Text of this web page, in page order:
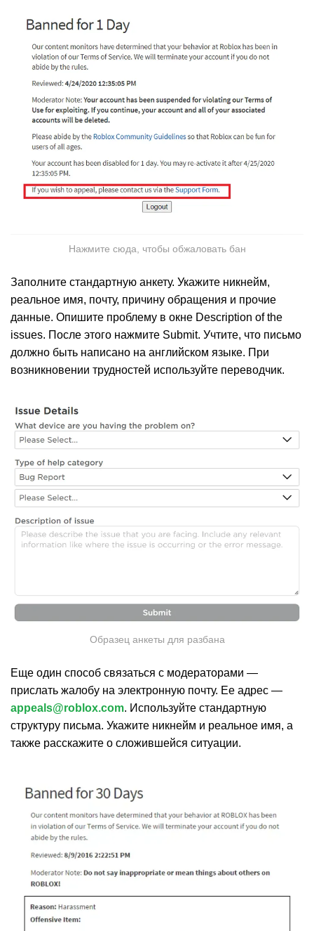
Нажмите сюда, чтобы обжаловать бан
Заполните стандартную анкету. Укажите никнейм,
реальное имя, почту, причину обращения и прочие
данные. Опишите проблему в окне Description of the
issues. После этого нажмите Submit. Учтите, что письмо
должно быть написано на английском языке. При
возникновении трудностей используйте переводчик.
Образец анкеты для разбана
Еще один способ связаться с модераторами —
прислать жалобу на электронную почту. Ее адрес —
appeals@roblox.com. Используйте стандартную
структуру письма. Укажите никнейм и реальное имя, а
также расскажите о сложившейся ситуации.